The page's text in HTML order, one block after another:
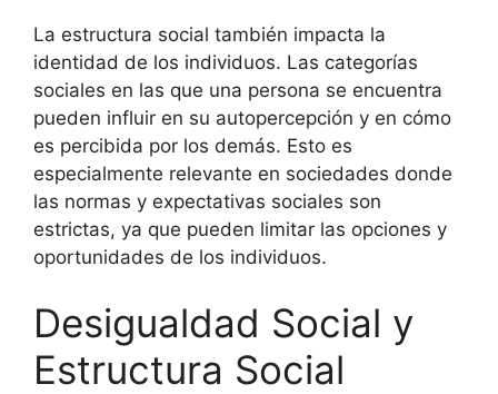
La estructura social también impacta la
identidad de los individuos. Las categorías
sociales en las que una persona se encuentra
pueden influir en su autopercepción y en cómo
es percibida por los demás. Esto es
especialmente relevante en sociedades donde
las normas y expectativas sociales son
estrictas, ya que pueden limitar las opciones y
oportunidades de los individuos.
Desigualdad Social y
Estructura Social